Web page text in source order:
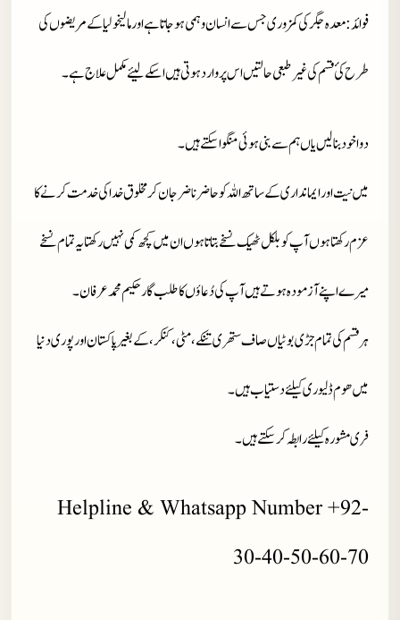
فوائد: معدہ جگر کی کمزوری جس سے انسان وہمی ہوجاتا ہے اور مالیخولیا کے مریضوں کی
طرح کئ قسم کی غیر طبعی حالتیں اس پر وارد ہوتی ہیں اسکے لیئے مکمل علاج ہے۔
دوا خود بنا لیں یاں ہم سے بنی ہوئی منگوا سکتے ہیں۔
میں نیت اور ایمانداری کے ساتھ اللہ کو حاضر ناضر جان کر مخلوق خدا کی خدمت کرنے کا
عزم رکھتا ہوں آپ کو بلکل ٹھیک نسخے بتاتا ہوں ان میں کچھ کمی نہیں رکھتا یہ تمام نسخے
میرے اپنے آزمودہ ہوتے ہیں آپ کی دُعاؤں کا طلب گار حکیم محمد عرفان۔
ہر قسم کی تمام جڑی بوٹیاں صاف ستھری تنکے، مٹی، کنکر، کے بغیر پاکستان اور پوری دنیا
میں ھوم ڈلیوری کیلئے دستیاب ہیں ۔
فری مشورہ کیلئے رابطہ کر سکتے ہیں۔
Helpline & Whatsapp Number +92-
30-40-50-60-70